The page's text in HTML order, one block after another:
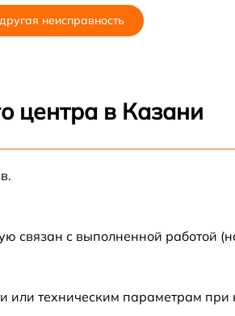
неисправность
центра в Казани
связан с выполненной работой
или техническим параметрам